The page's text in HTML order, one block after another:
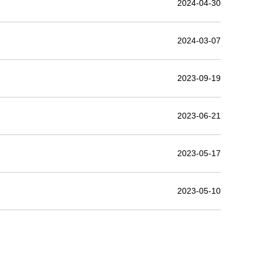
2024-04-30
2024-03-07
2023-09-19
2023-06-21
2023-05-17
2023-05-10